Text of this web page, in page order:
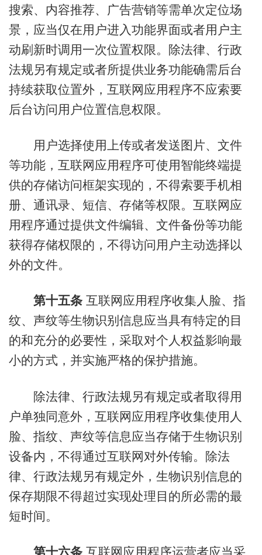
搜索、内容推荐、广告营销等需单次定位场
景，应当仅在用户进入功能界面或者用户主
动刷新时调用一次位置权限。除法律、行政
法规另有规定或者所提供业务功能确需后台
持续获取位置外，互联网应用程序不应索要
后台访问用户位置信息权限。
用户选择使用上传或者发送图片、文件
等功能，互联网应用程序可使用智能终端提
供的存储访问框架实现的，不得索要手机相
册、通讯录、短信、存储等权限。互联网应
用程序通过提供文件编辑、文件备份等功能
获得存储权限的，不得访问用户主动选择以
外的文件。
第十五条互联网应用程序收集人脸、指
纹、声纹等生物识别信息应当具有特定的目
的和充分的必要性，采取对个人权益影响最
小的方式，并实施严格的保护措施。
除法律、行政法规另有规定或者取得用
户单独同意外，互联网应用程序收集使用人
脸、指纹、声纹等信息应当存储于生物识别
设备内，不得通过互联网对外传输。除法
律、行政法规另有规定外，生物识别信息的
保存期限不得超过实现处理目的所必需的最
短时间。
第十六条互联网应用程序运营者应当采